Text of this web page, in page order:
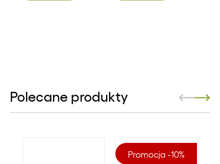
Polecane produkty
Promocja -10%